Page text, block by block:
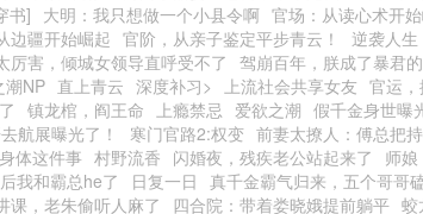
书] 大明：我只想做一个小县令啊 官场：从读心术开
边疆开始崛起 官阶，从亲子鉴定平步青云！ 逆袭人
厉害，倾城女领导直呼受不了 驾崩百年，朕成了暴君
潮NP 直上青云 深度补习> 上流社会共享女友 官运，
镇龙棺，阎王命 上瘾禁忌 爱欲之潮 假千金身世曝
航展曝光了！
寒门官路2:权变 前妻太撩人：傅总把
体这件事 村野流香 闪婚夜，残疾老公站起来了 师
我和霸总he了 日复一日 真千金霸气归来，五个哥哥
课，老朱偷听人麻了 四合院：带着娄晓娥提前躺平 蛟